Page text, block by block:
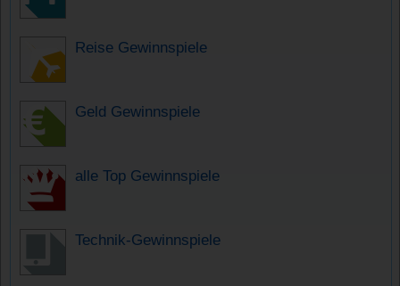
Reise Gewinnspiele
Geld Gewinnspiele
alle Top Gewinnspiele
Technik-Gewinnspiele